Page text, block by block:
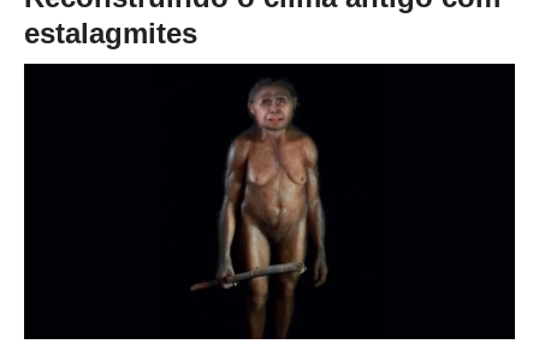
estalagmites